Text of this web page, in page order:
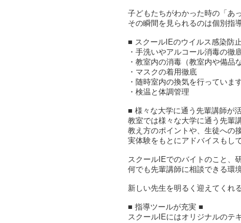
子どもたちがわかった時の「あ
その瞬間を見られるのは個別指
■ スクールIEのウイルス感染防
・手洗いやアルコール消毒の徹
・教室内の消毒（教室内や備品
・マスクの着用徹底
・随時室内の換気を行っていま
・検温と体調管理
■ 様々な大学に通う先輩講師が
教室では様々な大学に通う先輩
教え方のポイントや、生徒への
実体験をもとにアドバイスもし
スクールIEでのバイトのこと、
何でも先輩講師に相談できる環
新しい先生を明るく迎えてくれ
■ 指導ツールが充実 ■
スクールIEにはオリジナルのテ